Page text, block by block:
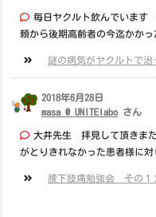
毎日ヤクルト飲んでいます
頼から後期高齢者の今迄かか
謎の病気がヤクルトで
2018年6月28日
masa @ UNITElabo さん
大井先生 拝見して頂きま
がとりきれなかった患者様に
腰下肢痛勉強会 その１